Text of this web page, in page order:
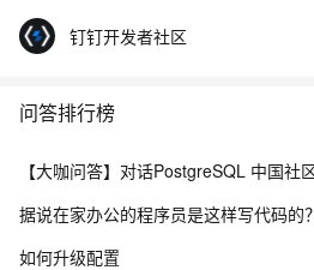
钉钉开发者社区
问答排行榜
据说在家办公的程序员是这样写代码的？
如何升级配置